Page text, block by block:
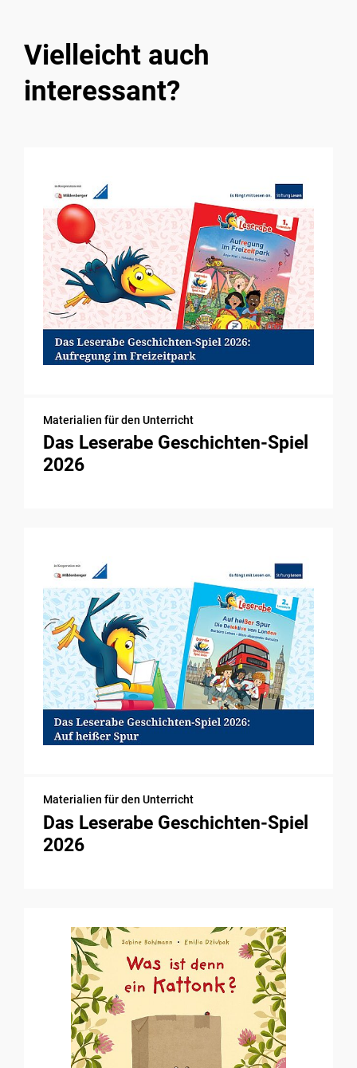
Vielleicht auch
interessant?
Materialien für den Unterricht
Das Leserabe Geschichten-Spiel
2026
Materialien für den Unterricht
Das Leserabe Geschichten-Spiel
2026